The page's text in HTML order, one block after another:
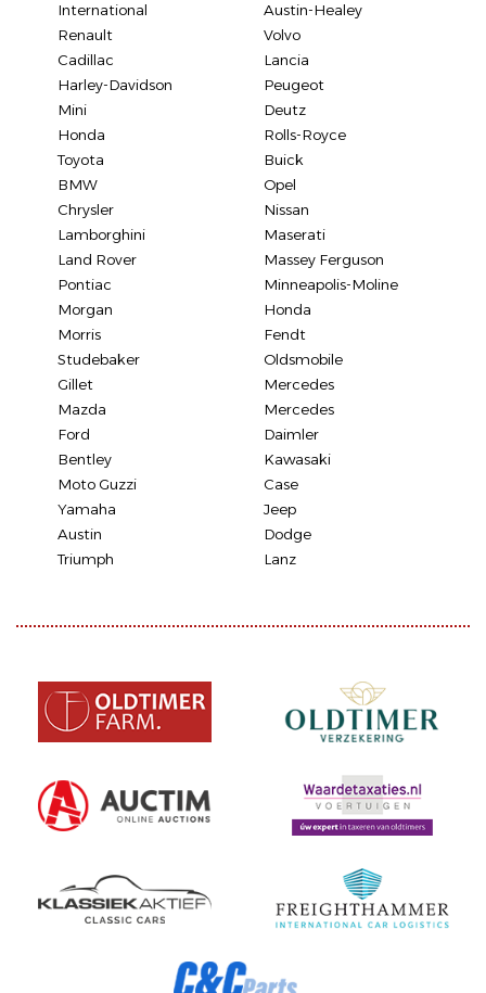
International
Austin-Healey
Renault
Volvo
Cadillac
Lancia
Harley-Davidson
Peugeot
Mini
Deutz
Honda
Rolls-Royce
Toyota
Buick
BMW
Opel
Chrysler
Nissan
Lamborghini
Maserati
Land Rover
Massey Ferguson
Pontiac
Minneapolis-Moline
Morgan
Honda
Morris
Fendt
Studebaker
Oldsmobile
Gillet
Mercedes
Mazda
Mercedes
Ford
Daimler
Bentley
Kawasaki
Moto Guzzi
Case
Yamaha
Jeep
Austin
Dodge
Triumph
Lanz